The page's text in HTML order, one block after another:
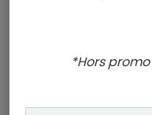
*Hors